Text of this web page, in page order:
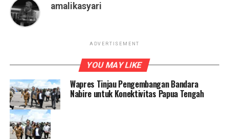
amalikasyari
ADVERTISEMENT
YOU MAY LIKE
Wapres Tinjau Pengembangan Bandara
Nabire untuk Konektivitas Papua Tengah